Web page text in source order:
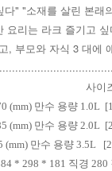
" "소재를 살린 본래
요리는 라크 즐기고
, 부모와 자식 3 대에
사이
(mm) 만수 용량 1.0L
(mm) 만수 용량 2.0L
(mm) 만수 용량 3.5L
* 298 * 181 직경 280